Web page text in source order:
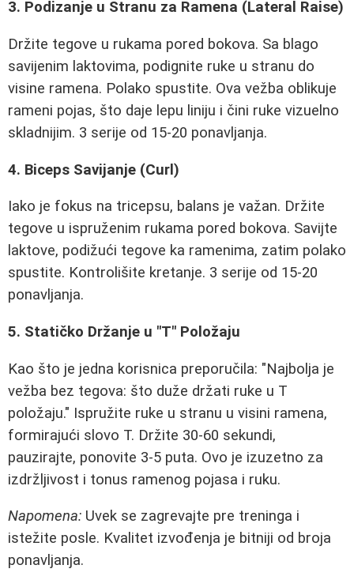
3. Podizanje u Stranu za Ramena (Lateral Raise)
Držite tegove u rukama pored bokova. Sa blago
savijenim laktovima, podignite ruke u stranu do
visine ramena. Polako spustite. Ova vežba oblikuje
rameni pojas, što daje lepu liniju i čini ruke vizuelno
skladnijim. 3 serije od 15-20 ponavljanja.
4. Biceps Savijanje (Curl)
Iako je fokus na tricepsu, balans je važan. Držite
tegove u ispruženim rukama pored bokova. Savijte
laktove, podižući tegove ka ramenima, zatim polako
spustite. Kontrolišite kretanje. 3 serije od 15-20
ponavljanja.
5. Statičko Držanje u "T" Položaju
Kao što je jedna korisnica preporučila: "Najbolja je
vežba bez tegova: što duže držati ruke u T
položaju." Ispružite ruke u stranu u visini ramena,
formirajući slovo T. Držite 30-60 sekundi,
pauzirajte, ponovite 3-5 puta. Ovo je izuzetno za
izdržljivost i tonus ramenog pojasa i ruku.
Napomena: Uvek se zagrevajte pre treninga i
istežite posle. Kvalitet izvođenja je bitniji od broja
ponavljanja.